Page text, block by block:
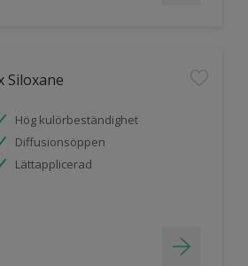
Siloxane
Hög kulörbeständighet
Diffusionsöppen
Lättapplicerad